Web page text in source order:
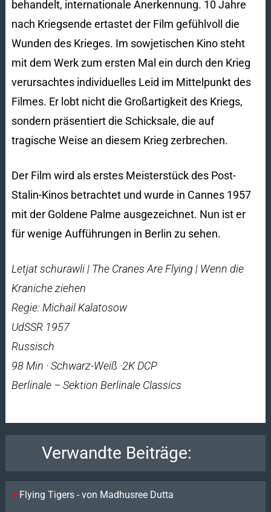
behandelt, internationale Anerkennung. 10 Jahre
nach Kriegsende ertastet der Film gefühlvoll die
Wunden des Krieges. Im sowjetischen Kino steht
mit dem Werk zum ersten Mal ein durch den Krieg
verursachtes individuelles Leid im Mittelpunkt des
Filmes. Er lobt nicht die Großartigkeit des Kriegs,
sondern präsentiert die Schicksale, die auf
tragische Weise an diesem Krieg zerbrechen.
Der Film wird als erstes Meisterstück des Post-
Stalin-Kinos betrachtet und wurde in Cannes 1957
mit der Goldene Palme ausgezeichnet. Nun ist er
für wenige Aufführungen in Berlin zu sehen.
Letjat schurawli | The Cranes Are Flying | Wenn die
Kraniche ziehen
Regie: Michail Kalatosow
UdSSR 1957
Russisch
98 Min · Schwarz-Weiß ·2K DCP
Berlinale – Sektion Berlinale Classics
Verwandte Beiträge:
Flying Tigers - von Madhusree Dutta